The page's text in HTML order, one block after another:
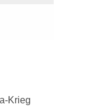
Krieg